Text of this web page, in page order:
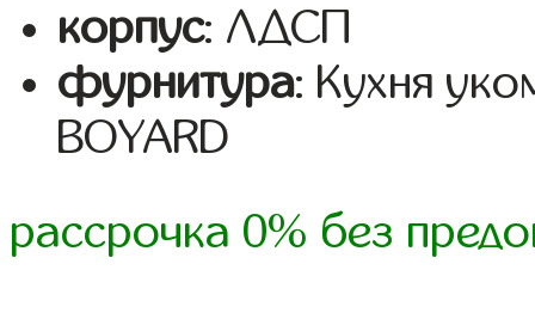
корпус: ЛДСП
фурнитура: Кухня
BOYARD
рассрочка 0% без